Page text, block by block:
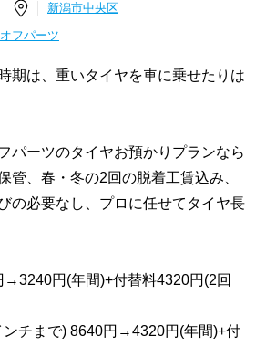
新潟市中央区
フパーツ
期は、重いタイヤを車に乗せたりは
パーツのタイヤお預かりプランなら
管、春・冬の2回の脱着工賃込み、
の必要なし、プロに任せてタイヤ長
→3240円(年間)+付替料4320円(2回
ンチまで) 8640円→4320円(年間)+付